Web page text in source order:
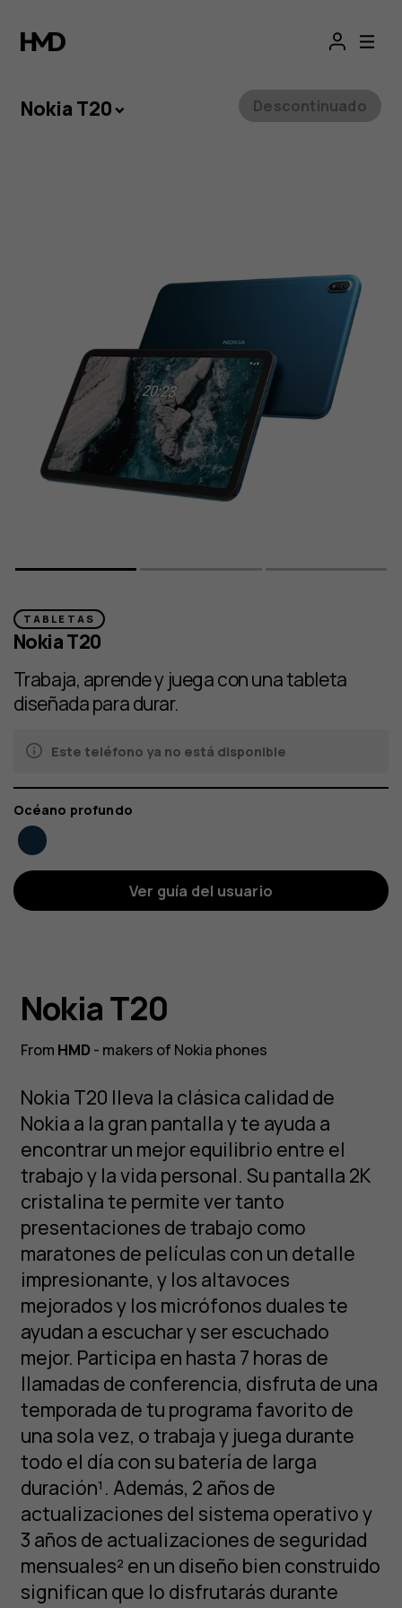
Nokia
T20
Smartphones
Nokia T20 Descontinuado
TABLETAS
Nokia T20
Trabaja, aprende y juega con una tableta
diseñada para durar.
Este teléfono ya no está disponible
Color
Océano profundo
Ver guía del usuario
Nokia T20
From HMD- makers of Nokia phones
Nokia T20 lleva la clásica calidad de
Nokia a la gran pantalla y te ayuda a
encontrar un mejor equilibrio entre el
trabajo y la vida personal. Su pantalla 2K
cristalina te permite ver tanto
presentaciones de trabajo como
maratones de películas con un detalle
impresionante, y los altavoces
mejorados y los micrófonos duales te
ayudan a escuchar y ser escuchado
mejor. Participa en hasta 7 horas de
llamadas de conferencia, disfruta de una
temporada de tu programa favorito de
una sola vez, o trabaja y juega durante
todo el día con su batería de larga
duración¹. Además, 2 años de
actualizaciones del sistema operativo y
3 años de actualizaciones de seguridad
mensuales² en un diseño bien construido
significan que lo disfrutarás durante